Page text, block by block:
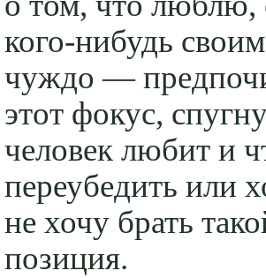
кого-нибудь
чуждо —
этот фокус,
человек любит и
переубедить или
не хочу брать
позиция.